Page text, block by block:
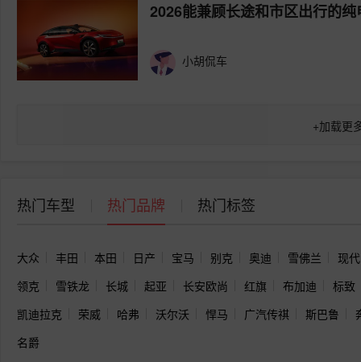
2026能兼顾长途和市区出行的
小胡侃车
+加载更
热门车型 热门品牌 热门标签
大众 丰田 本田 日产 宝马 别克 奥迪 雪佛兰
现代
领克
雪铁龙 长城 起亚 长安欧尚 红旗 布加迪
标致
凯迪拉克
荣威 哈弗 沃尔沃 悍马 广汽传祺 斯巴鲁
名爵